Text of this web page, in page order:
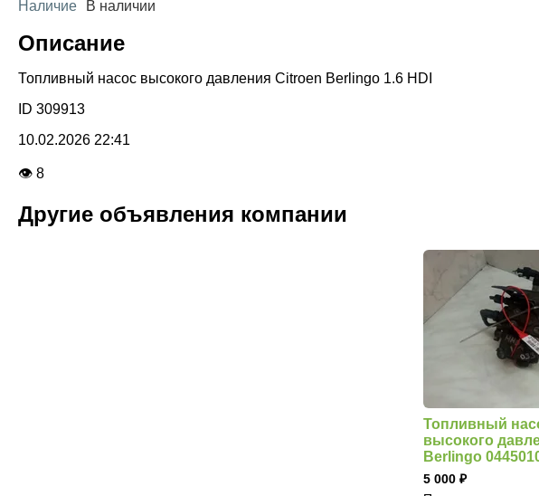
Наличие
В наличии
Описание
Топливный насос высокого давления Citroen Berlingo 1.6 HDI
ID 309913
10.02.2026 22:41
👁 8
Другие объявления компании
Топливный
высокого
Berlingo
5 000